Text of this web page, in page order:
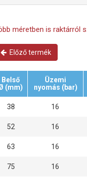
méretben is raktárról
Előző termék
Belső
(mm)
Üzemi
nyomás (bar)
38 16
52 16
63 16
75 16